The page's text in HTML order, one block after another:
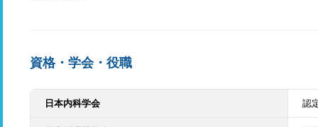
資格・学会・役職
日本内科学会 認